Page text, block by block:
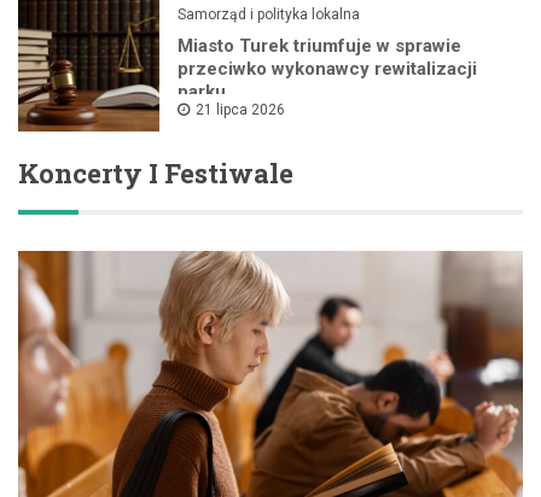
Samorząd i polityka lokalna
Miasto Turek triumfuje w sprawie
przeciwko wykonawcy rewitalizacji
parku
21 lipca 2026
Koncerty I Festiwale